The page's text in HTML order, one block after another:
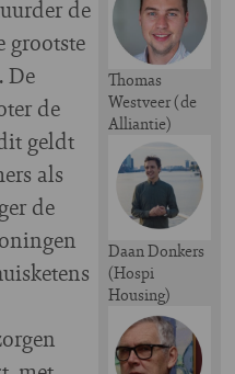
Thomas
Westveer (de
Alliantie)
Daan Donkers
(Hospi
Housing)
Image
de
grootste
De
de
geldt
als
de